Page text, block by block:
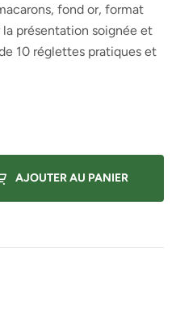
fond or, format
présentation soignée et
10 réglettes pratiques et
AJOUTER AU PANIER